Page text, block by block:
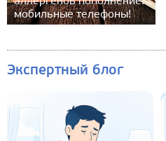
мобильные телефоны!
Экспертный блог